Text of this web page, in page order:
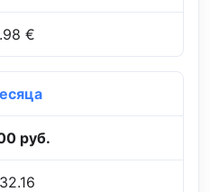
€
руб.